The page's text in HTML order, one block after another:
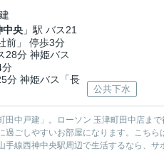
中央 」駅 バス21
前」 停歩3分
28分 神姫バス
分
分 神姫バス「長
公共下水
中戸建」。ローソン 玉津町田中店ま
ごしやすいお部屋になります。こち
線西神中央駅周辺で生活するなら、サ